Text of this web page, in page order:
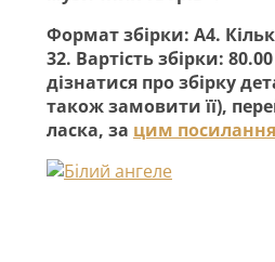
Формат збірки: А4.
32. Вартість збірки:
дізнатися про збірку
також замовити її),
ласка, за цим